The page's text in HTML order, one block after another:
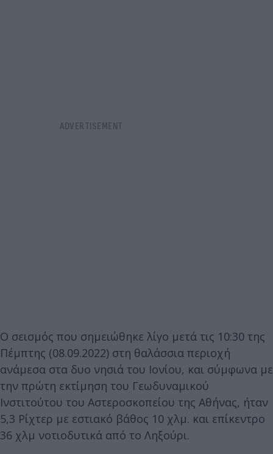
Ο σεισμός που σημειώθηκε λίγο μετά τις 10:30 της
Πέμπτης (08.09.2022) στη θαλάσσια περιοχή
ανάμεσα στα δυο νησιά του Ιονίου, και σύμφωνα με
την πρώτη εκτίμηση του Γεωδυναμικού
Ινστιτούτου του Αστεροσκοπείου της Αθήνας, ήταν
5,3 Ρίχτερ με εστιακό βάθος 10 χλμ. και επίκεντρο
36 χλμ νοτιοδυτικά από το Ληξούρι.